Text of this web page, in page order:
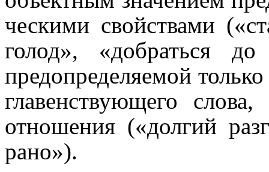
че­ски­ми свойствами
голод», «добраться
предопределяемой
главенствующего
отноше­ния («долгий
рано»).